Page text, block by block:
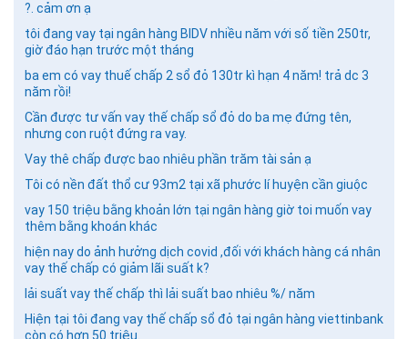
?. cảm ơn ạ
tôi đang vay tại ngân hàng BIDV nhiều năm với số tiền 250tr,
giờ đáo hạn trước một tháng
ba em có vay thuế chấp 2 sổ đỏ 130tr kì hạn 4 năm! trả dc 3
năm rồi!
Cần được tư vấn vay thế chấp sổ đỏ do ba mẹ đứng tên,
nhưng con ruột đứng ra vay.
Vay thê chấp được bao nhiêu phần trăm tài sản ạ
Tôi có nền đất thổ cư 93m2 tại xã phước lí huyện cần giuộc
vay 150 triệu bằng khoản lớn tại ngân hàng giờ toi muốn vay
thêm bằng khoán khác
hiện nay do ảnh hưởng dịch covid ,đối với khách hàng cá nhân
vay thế chấp có giảm lãi suất k?
lải suất vay thế chấp thì lải suất bao nhiêu %/ năm
Hiện tại tôi đang vay thế chấp sổ đỏ tại ngân hàng viettinbank
còn có hơn 50 triệu.